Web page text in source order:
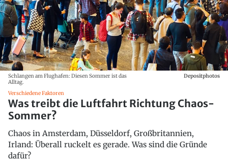
Schlangen am Flughafen: Diesen Sommer ist das
Alltag.
Depositphotos
Verschiedene Faktoren
Was treibt die Luftfahrt Richtung Chaos-
Sommer?
Chaos in Amsterdam, Düsseldorf, Großbritannien,
Irland: Überall ruckelt es gerade. Was sind die Gründe
dafür?